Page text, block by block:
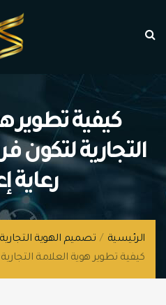
كيفية تطوير
التجارية لتكون
رعاية
الرئيسية / تصميم الهوية التجارية
كيفية تطوير هوية العلامة